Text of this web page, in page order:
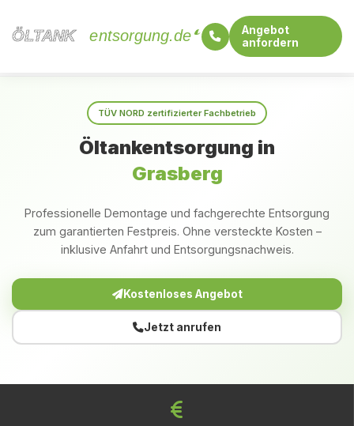
ÖLTANK
ÖLTANK entsorgung.de
Angebot
anfordern
TÜV NORD zertifizierter Fachbetrieb
Öltankentsorgung in
Grasberg
Professionelle Demontage und fachgerechte Entsorgung
zum garantierten Festpreis. Ohne versteckte Kosten –
inklusive Anfahrt und Entsorgungsnachweis.
Kostenloses Angebot
Jetzt anrufen